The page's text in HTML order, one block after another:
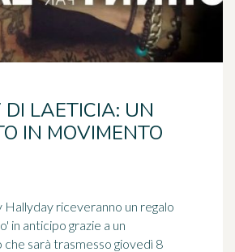
DI LAETICIA: UN
IN MOVIMENTO
Hallyday riceveranno un regalo
in anticipo grazie a un
sarà trasmesso giovedì 8